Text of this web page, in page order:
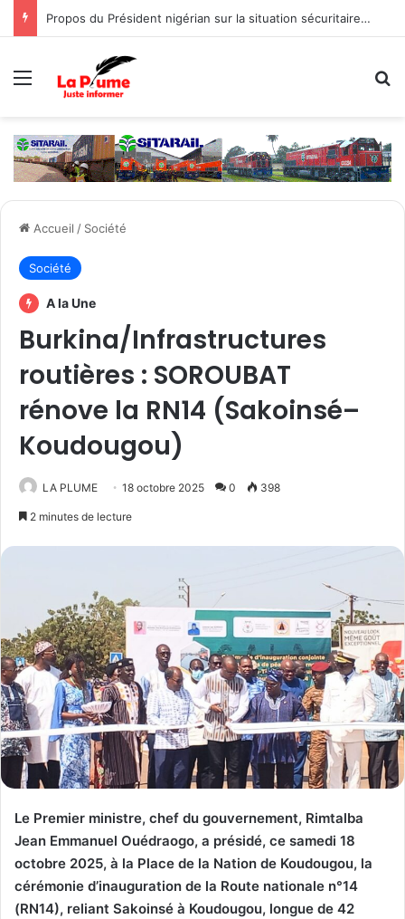
Propos du Président nigérian sur la situation sécuritaire dans l’AES : le Burkina Faso, le Mali et le Niger expriment leur profond regret
Menu
Accueil / Société
Société
A la Une
Burkina/Infrastructures
routières : SOROUBAT
rénove la RN14 (Sakoinsé–
Koudougou)
LA PLUME 18 octobre 2025 0 398
2 minutes de lecture
Le Premier ministre, chef du gouvernement, Rimtalba
Jean Emmanuel Ouédraogo, a présidé, ce samedi 18
octobre 2025, à la Place de la Nation de Koudougou, la
cérémonie d’inauguration de la Route nationale n°14
(RN14), reliant Sakoinsé à Koudougou, longue de 42